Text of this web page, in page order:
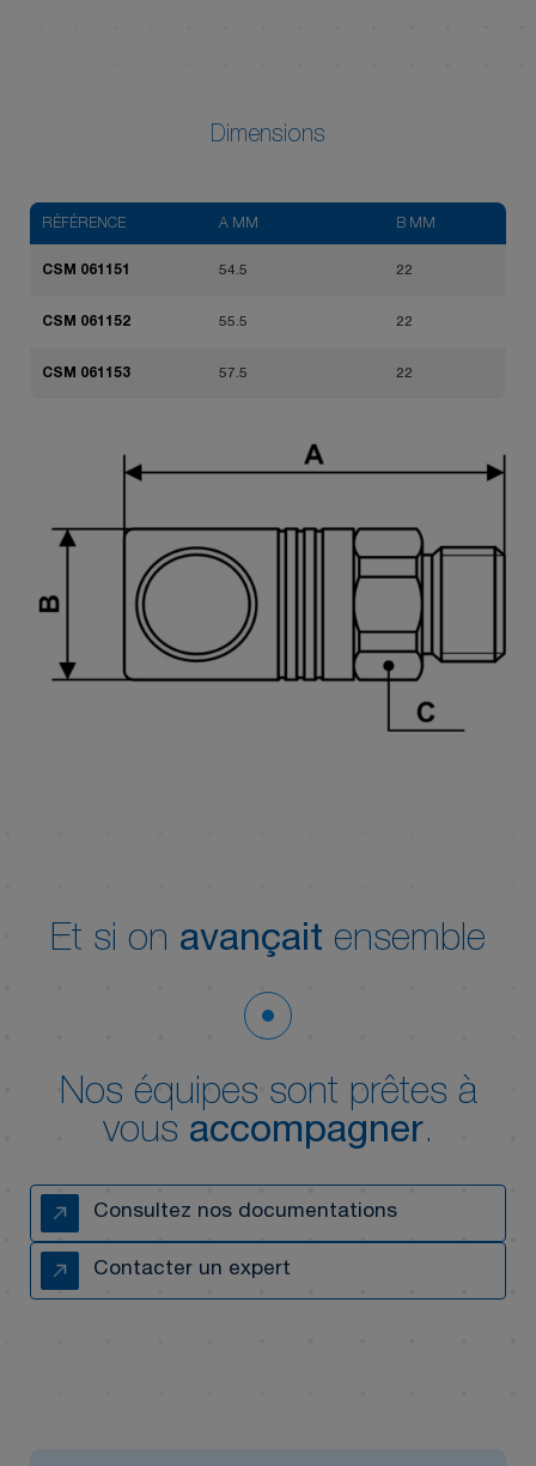
Dimensions
RÉFÉRENCE A MM B MM
CSM 061151 54.5 22
CSM 061152 55.5 22
CSM 061153 57.5 22
Et si on avançait ensemble
Nos équipes sont prêtes à
vous accompagner.
Consultez nos documentations
Contacter un expert